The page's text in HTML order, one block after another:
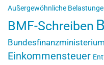
Außergewöhnliche
BMF-Schreiben
Bundesfinanzministerium
Einkommensteuer